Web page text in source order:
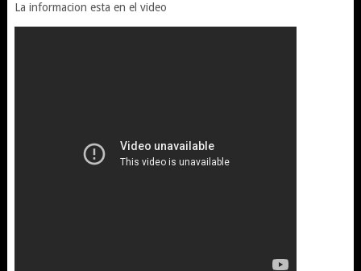
La informacion esta en el video